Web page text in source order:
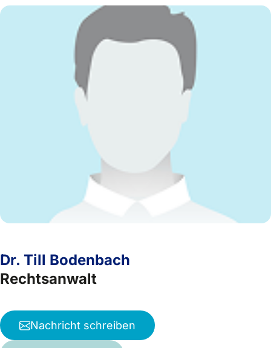
Dr. Till Bodenbach
Rechtsanwalt
Nachricht schreiben